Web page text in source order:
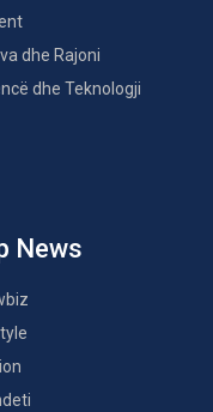
dhe Rajoni
dhe Teknologji
News